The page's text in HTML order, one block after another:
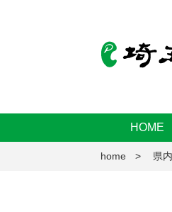
HOME
home 県